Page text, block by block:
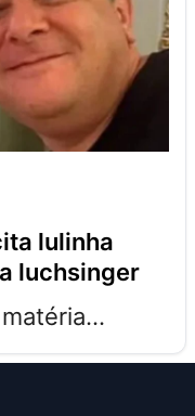
luchsinger